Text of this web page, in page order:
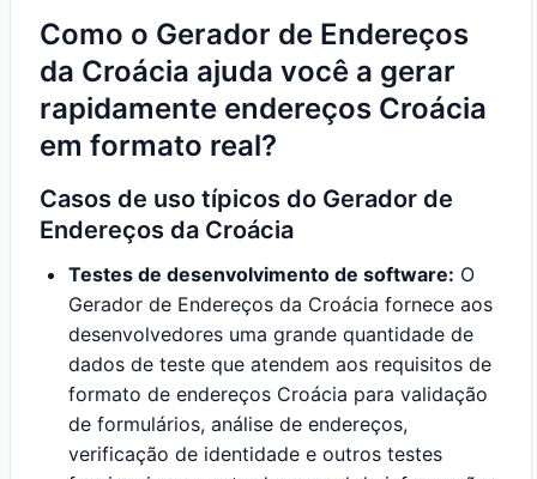
Como o Gerador de Endereços
da Croácia ajuda você a gerar
rapidamente endereços Croácia
em formato real?
Casos de uso típicos do Gerador de
Endereços da Croácia
Testes de desenvolvimento de software: O
Gerador de Endereços da Croácia fornece aos
desenvolvedores uma grande quantidade de
dados de teste que atendem aos requisitos de
formato de endereços Croácia para validação
de formulários, análise de endereços,
verificação de identidade e outros testes